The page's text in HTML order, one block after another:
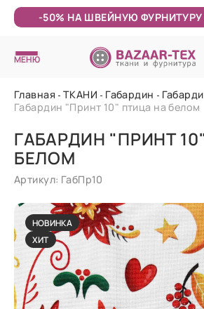
-50% НА ШВЕЙНУЮ
МЕНЮ
Главная ТКАНИ Габардин
Габардин "Принт 10" птица на белом
ГАБАРДИН "ПРИНТ
БЕЛОМ
Артикул: ГабПр10
НОВИНКА
ХИТ